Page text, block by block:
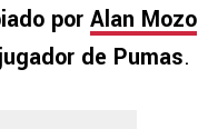
por Alan Mozo
de Pumas.